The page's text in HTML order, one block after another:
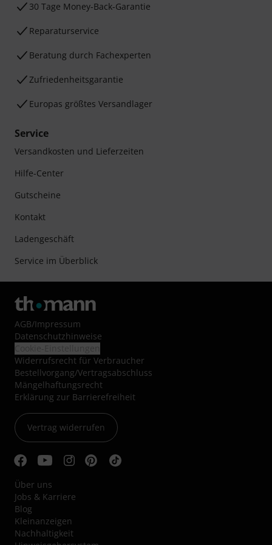
30 Tage Money-Back-Garantie
Reparaturservice
Beratung durch Fachexperten
Zufriedenheitsgarantie
Europas größtes Versandlager
Service
Versandkosten und Lieferzeiten
Hilfe-Center
Gutscheine
Kontakt
Ladengeschäft
Service im Überblick
AGB/Impressum
Datenschutzhinweise
Widerrufsrecht für Verbraucher
Bestellvorgang/Vertragsabschluss
Mängelhaftungsrecht
Erklärung zur Barrierefreiheit
Vertrag widerrufen
Über uns
Jobs & Karriere
Blog
Kleinanzeigen
Nachhaltigkeit